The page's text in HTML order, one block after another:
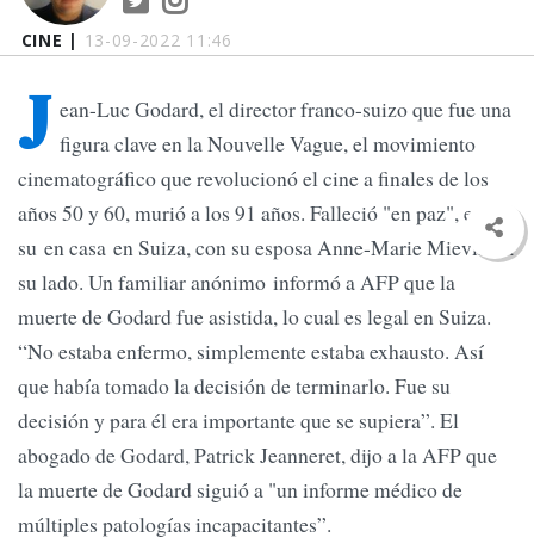
CINE | 13-09-2022 11:46
J ean-Luc Godard, el director franco-suizo que fue una
figura clave en la Nouvelle Vague, el movimiento
cinematográfico que revolucionó el cine a finales de los
años 50 y 60, murió a los 91 años. Falleció "en paz", en
su en casa en Suiza, con su esposa Anne-Marie Mieville a
su lado. Un familiar anónimo informó a AFP que la
muerte de Godard fue asistida, lo cual es legal en Suiza.
“No estaba enfermo, simplemente estaba exhausto. Así
que había tomado la decisión de terminarlo. Fue su
decisión y para él era importante que se supiera”. El
abogado de Godard, Patrick Jeanneret, dijo a la AFP que
la muerte de Godard siguió a "un informe médico de
múltiples patologías incapacitantes”.